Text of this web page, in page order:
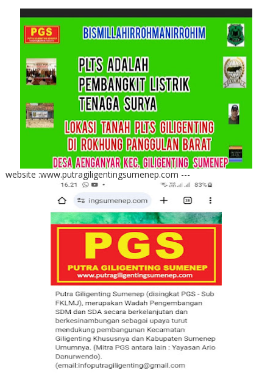
website :www.putragiligentingsumenep.com ---